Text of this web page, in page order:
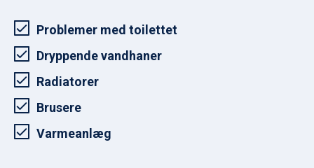
Problemer med toilettet
Dryppende vandhaner
Radiatorer
Brusere
Varmeanlæg